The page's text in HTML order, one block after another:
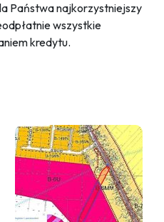
Państwa najkorzystniejszy
wszystkie
kredytu.